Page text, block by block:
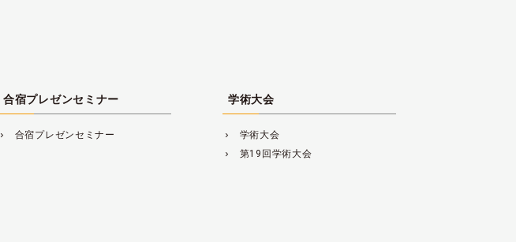
合宿プレゼンセミナー
navigate_next 合宿プレゼンセミナー
学術大会
navigate_next 学術大会
navigate_next 第19回学術大会